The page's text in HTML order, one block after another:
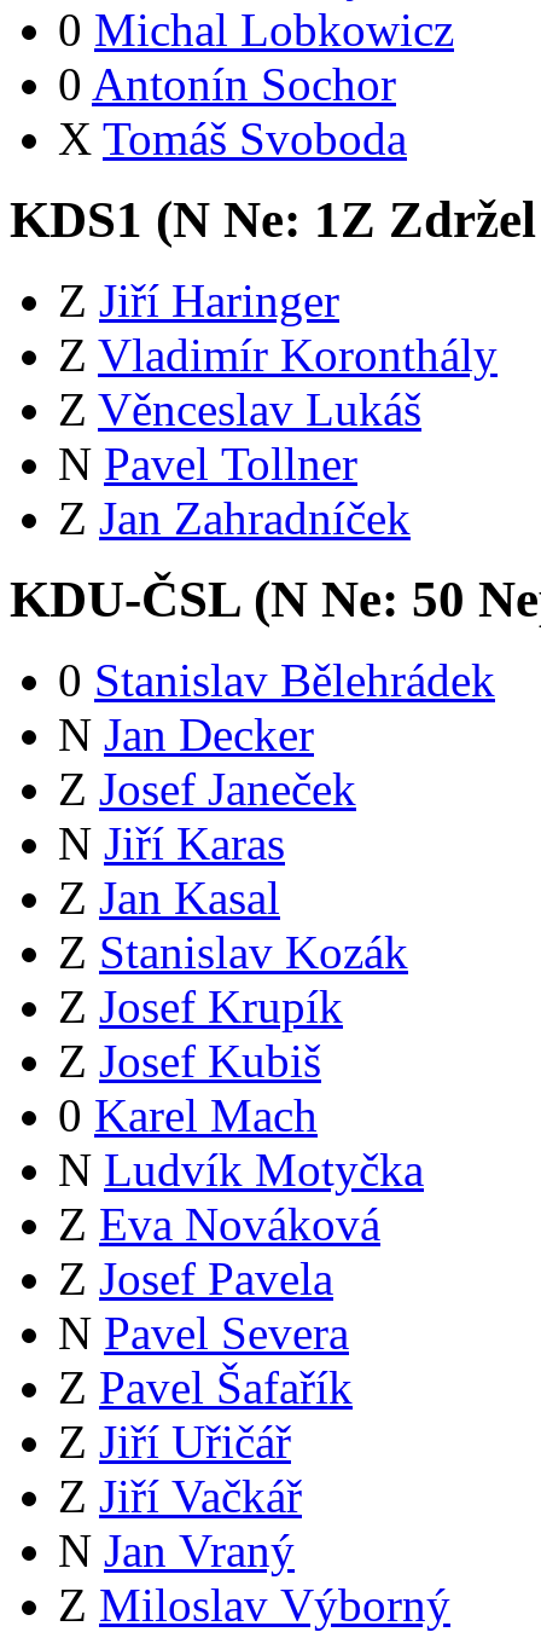
0 Michal Lobkowicz
0 Antonín Sochor
X Tomáš Svoboda
KDS1 (N Ne: 1Z
Z Jiří Haringer
Z Vladimír Koronthály
Z Věnceslav Lukáš
N Pavel Tollner
Z Jan Zahradníček
KDU-ČSL (N Ne: 50
0 Stanislav Bělehrádek
N Jan Decker
Z Josef Janeček
N Jiří Karas
Z Jan Kasal
Z Stanislav Kozák
Z Josef Krupík
Z Josef Kubiš
0 Karel Mach
N Ludvík Motyčka
Z Eva Nováková
Z Josef Pavela
N Pavel Severa
Z Pavel Šafařík
Z Jiří Uřičář
Z Jiří Vačkář
N Jan Vraný
Z Miloslav Výborný